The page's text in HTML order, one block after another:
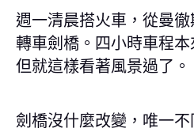
週一清晨搭火車，從曼
轉車劍橋。四小時車程本
但就這樣看著風景過了。
劍橋沒什麼改變，唯一不